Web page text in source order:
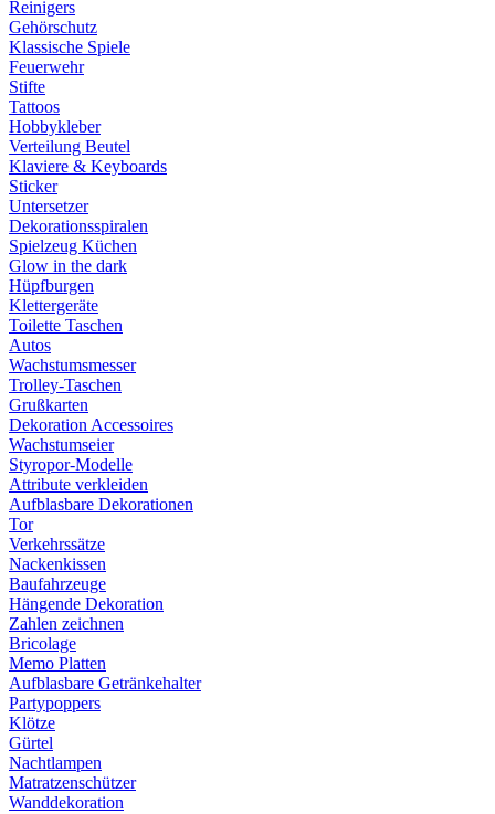
Reinigers
Gehörschutz
Klassische Spiele
Feuerwehr
Stifte
Tattoos
Hobbykleber
Verteilung Beutel
Klaviere & Keyboards
Sticker
Untersetzer
Dekorationsspiralen
Spielzeug Küchen
Glow in the dark
Hüpfburgen
Klettergeräte
Toilette Taschen
Autos
Wachstumsmesser
Trolley-Taschen
Grußkarten
Dekoration Accessoires
Wachstumseier
Styropor-Modelle
Attribute verkleiden
Aufblasbare Dekorationen
Tor
Verkehrssätze
Nackenkissen
Baufahrzeuge
Hängende Dekoration
Zahlen zeichnen
Bricolage
Memo Platten
Aufblasbare Getränkehalter
Partypoppers
Klötze
Gürtel
Nachtlampen
Matratzenschützer
Wanddekoration